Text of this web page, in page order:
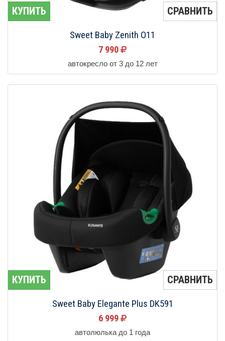
КУПИТЬ СРАВНИТЬ
Sweet Baby Zenith O11
7 990
автокресло от 3 до 12 лет
КУПИТЬ СРАВНИТЬ
Sweet Baby Elegante Plus DK591
6 999
автолюлька до 1 года